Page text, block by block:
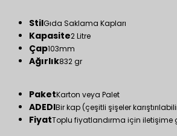
StilGıda Saklama Kapları
Kapasite2 Litre
Çap103mm
Ağırlık832 gr
PaketKarton veya Palet
ADEDIBir kap (çeşitli şişeler
FiyatToplu fiyatlandırma için iletişime